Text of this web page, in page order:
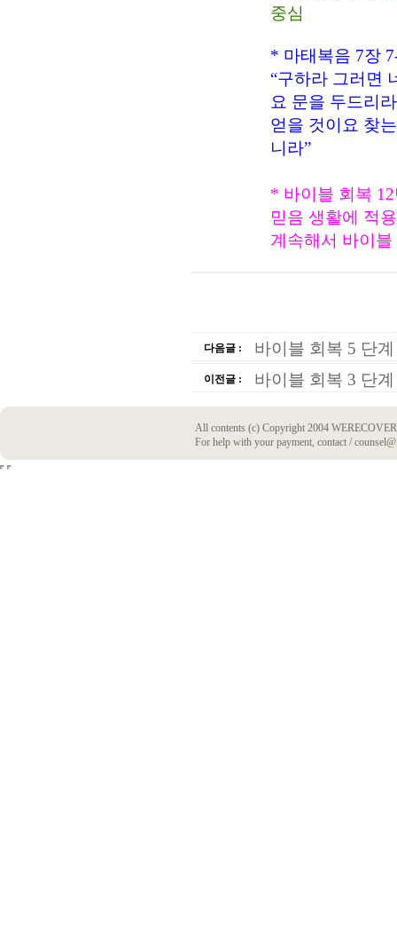
중심
* 마태복음 7장
“구하라 그러면
요 문을 두드리
얻을 것이요 찾
니라”
* 바이블 회복
믿음 생활에 적
계속해서 바이
다음글 : 바이블 회복 5 단
이전글 : 바이블 회복 3 단
All contents (c) Copyright 2004
For help with your payment, contact /